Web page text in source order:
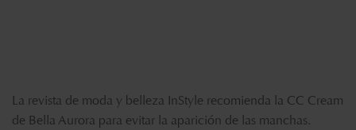
La revista de moda y belleza InStyle recomienda la CC Cream
de Bella Aurora para evitar la aparición de las manchas.